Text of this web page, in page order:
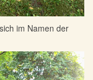
im Namen der